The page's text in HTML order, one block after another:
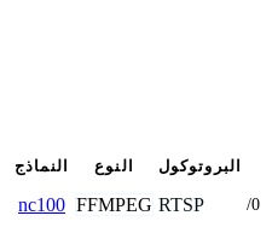
النماذج النوع البروتوكول
nc100 FFMPEG RTSP /0